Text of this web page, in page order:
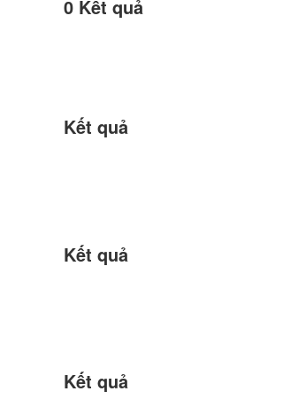
0 Kết quả
Kết quả
Kết quả
Kết quả